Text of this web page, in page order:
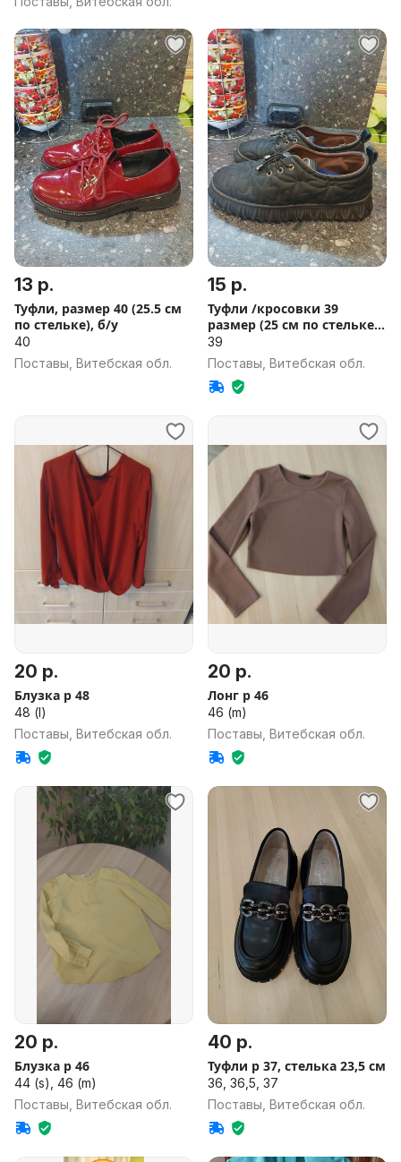
13 р.
Туфли, размер 40 (25.5 см
по стельке), б/у
40
Поставы, Витебская обл.
15 р.
Туфли /кросовки 39
размер (25 см по стельке),
б/у
39
Поставы, Витебская обл.
20 р.
Блузка р 48
48 (l)
Поставы, Витебская обл.
20 р.
Лонг р 46
46 (m)
Поставы, Витебская обл.
20 р.
Блузка р 46
44 (s), 46 (m)
Поставы, Витебская обл.
40 р.
Туфли р 37, стелька 23,5 см
36, 36,5, 37
Поставы, Витебская обл.